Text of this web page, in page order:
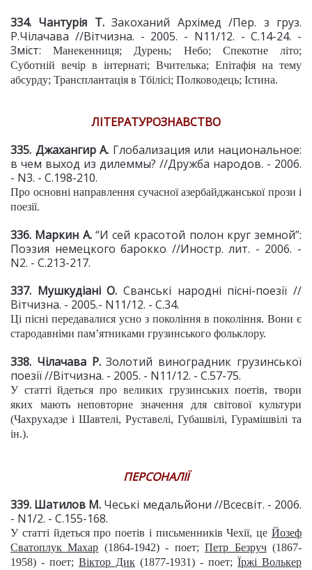
334. Чантурія Т.Закоханий Архімед /Пер. з груз.
Р.Чілачава //Вітчизна. - 2005. - N11/12. - С.14-24. -
Зміст:Манекенниця; Дурень; Небо; Спекотне літо;
Суботній вечір в інтернаті; Вчителька; Епітафія на тему
абсурду; Трансплантація в Тбілісі; Полководець; Істина.
ЛІТЕРАТУРОЗНАВСТВО
335. Джахангир А. Глобализация или национальное:
в чем выход из дилеммы? //Дружба народов. - 2006.
- N3. - С.198-210.
Про основні направлення сучасної азербайджанської прози і
поезії.
336. Маркин А.“И сей красотой полон круг земной”:
Поэзия немецкого барокко //Иностр. лит. - 2006. -
N2. - С.213-217.
337. Мушкудіані О. Сванські народні пісні-поезії //
Вітчизна. - 2005.- N11/12. - С.34.
Ці пісні передавалися усно з покоління в покоління. Вони є
стародавніми пам’ятниками грузинського фольклору.
338. Чілачава Р.Золотий виноградник грузинської
поезії //Вітчизна. - 2005. - N11/12. - С.57-75.
У статті йдеться про великих грузинських поетів, твори
яких мають неповторне значення для світової культури
(Чахрухадзе і Шавтелі, Руставелі, Губашвілі, Гурамішвілі та
ін.).
ПЕРСОНАЛІЇ
339. Шатилов М. Чеські медальйони //Всесвіт. - 2006.
- N1/2. - С.155-168.
У статті йдеться про поетів і письменників Чехії, це Йозеф
Сватоплук Махар (1864-1942) - поет;Петр Безруч(1867-
1958) - поет; Віктор Дик (1877-1931) - поет; Їржі Волькер